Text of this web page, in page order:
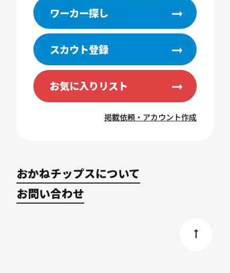
ワーカー探し
スカウト登録
お気に入りリスト
掲載依頼・アカウント作成
おかねチップスについて
お問い合わせ